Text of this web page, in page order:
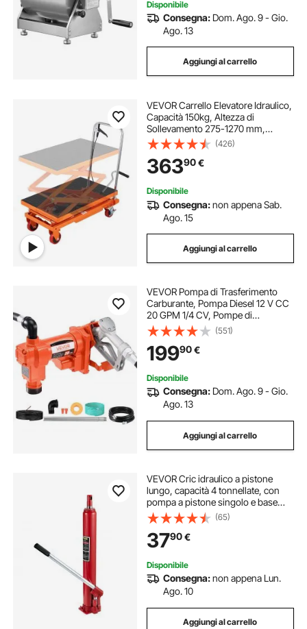
Disponibile
Consegna: Dom. Ago. 9 - Gio.
Ago. 13
Aggiungi al carrello
VEVOR Carrello Elevatore Idraulico,
Capacità 150kg, Altezza di
Sollevamento 275-1270 mm,
Piattaforma Elevatore Manuale a
Forbice Doppia con 4 Ruote
Cuscinetto Antiscivolo, Carrello
Idraulico a Forbice
(426)
36390€
Disponibile
Consegna:non appena Sab.
Ago. 15
Aggiungi al carrello
VEVOR Pompa di Trasferimento
Carburante, Pompa Diesel 12 V CC
20 GPM 1/4 CV, Pompe di
Estrazione con Ugello Manuale,
Tubo di Scarico e Tubo di
Aspirazione, per Benzina, Diesel,
Cherosene
(551)
19990€
Disponibile
Consegna: Dom. Ago. 9 - Gio.
Ago. 13
Aggiungi al carrello
VEVOR Cric idraulico a pistone
lungo, capacità 4 tonnellate, con
pompa a pistone singolo e base
piatta, raccoglitrice manuale di
ciliegie con maniglia paranco di
sollevamento motore
(65)
3790€
Disponibile
Consegna:non appena Lun.
Ago. 10
Aggiungi al carrello